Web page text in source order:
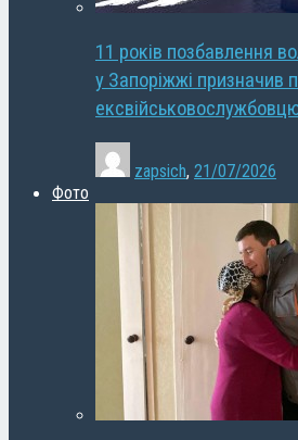
11 років позбавлення
у Запоріжжі призначив
zapsich, 21/07/2026
Фото